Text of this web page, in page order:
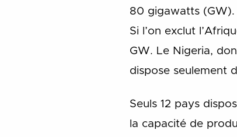
80 gigawatts (GW).
Si l’on exclut
GW. Le Nigeria,
dispose seulement
Seuls 12 pays
la capacité de